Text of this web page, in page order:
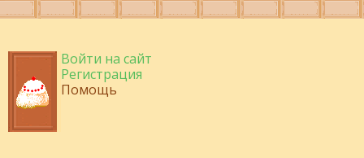
Войти на сайт
Регистрация
Помощь